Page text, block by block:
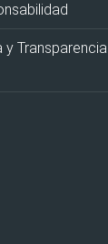
y Transparencia